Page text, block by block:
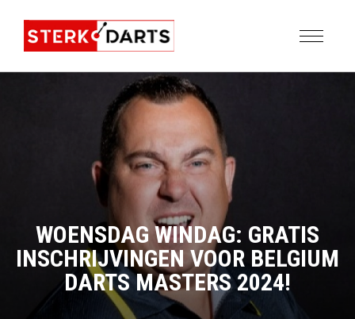
WOENSDAG WINDAG: GRATIS
INSCHRIJVINGEN VOOR BELGIUM
DARTS MASTERS 2024!